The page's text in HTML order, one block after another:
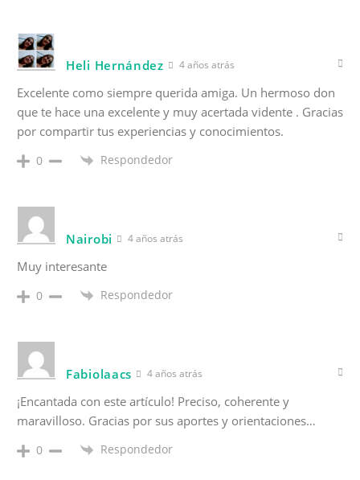
Heli Hernández 4 años atrás
Excelente como siempre querida amiga. Un hermoso don
que te hace una excelente y muy acertada vidente . Gracias
por compartir tus experiencias y conocimientos.
0 Respondedor
Nairobi 4 años atrás
Muy interesante
0 Respondedor
Fabiolaacs 4 años atrás
¡Encantada con este artículo! Preciso, coherente y
maravilloso. Gracias por sus aportes y orientaciones…
0 Respondedor